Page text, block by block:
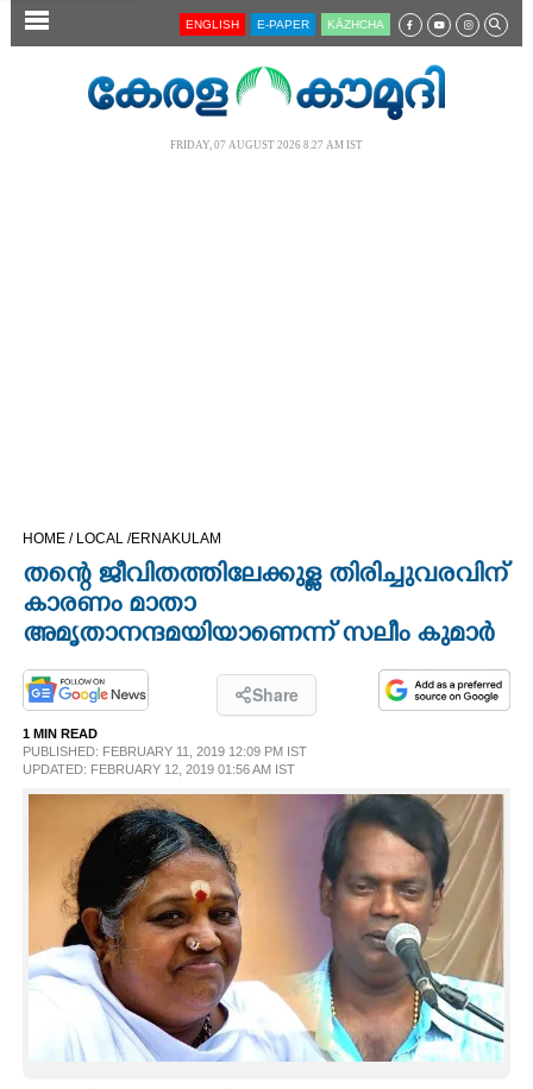
SECTIONS
OPINION
PHOTOS
LIFESTYLE
SPIRITUAL
INFO+
ART
ASTRO
ENGLISH E-PAPER KĀZHCHA
FRIDAY, 07 AUGUST 2026 8.27 AM IST
HOME / LOCAL /ERNAKULAM
തന്റെ ജീവിതത്തിലേക്കുള്ള തിരിച്ചുവരവിന്
കാരണം മാതാ
അമൃതാനന്ദമയിയാണെന്ന് സലീം കുമാർ
Share
1 MIN READ
PUBLISHED: FEBRUARY 11, 2019 12:09 PM IST
UPDATED: FEBRUARY 12, 2019 01:56 AM IST